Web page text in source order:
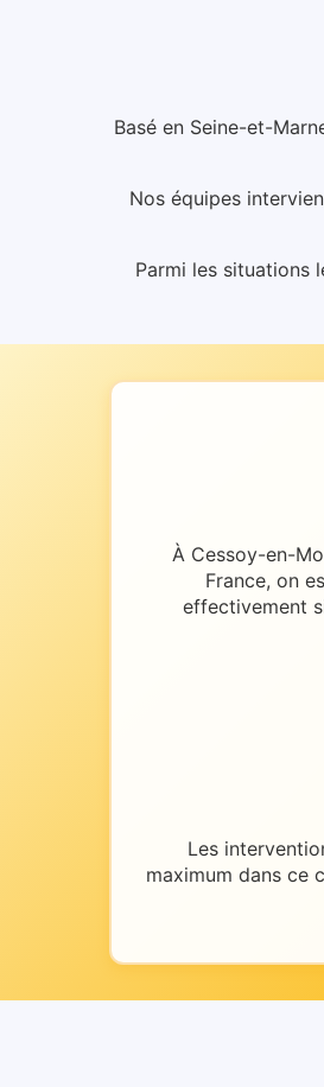
Basé en Seine-et-
Nos équipes
Parmi les situations
À Cessoy-en-
France, on
effectivement
Les
maximum dans ce